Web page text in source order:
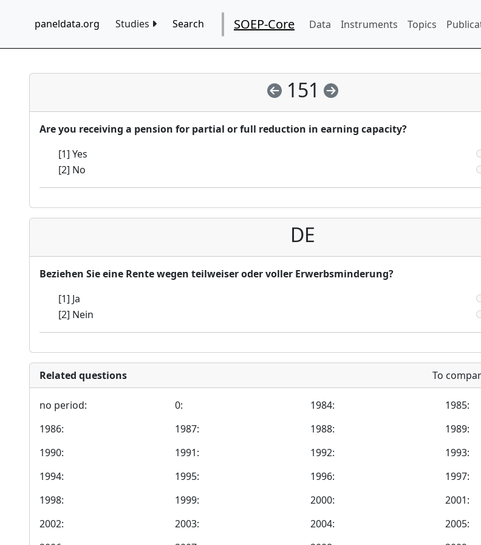
paneldata.org Studies Search SOEP-Core Data Instruments Topics
151
Are you receiving a pension for partial or full reduction in earning capacity?
[1] Yes
[2] No
DE
Beziehen Sie eine Rente wegen teilweiser oder voller Erwerbsminderung?
[1] Ja
[2] Nein
Related questions To
no period: 0: 1984:
1985:
1986:
1987: 1988:
1989:
1990:
1991: 1992:
1993:
1994:
1995: 1996:
1997:
1998:
1999: 2000:
2001:
2002:
2003: 2004:
2005: